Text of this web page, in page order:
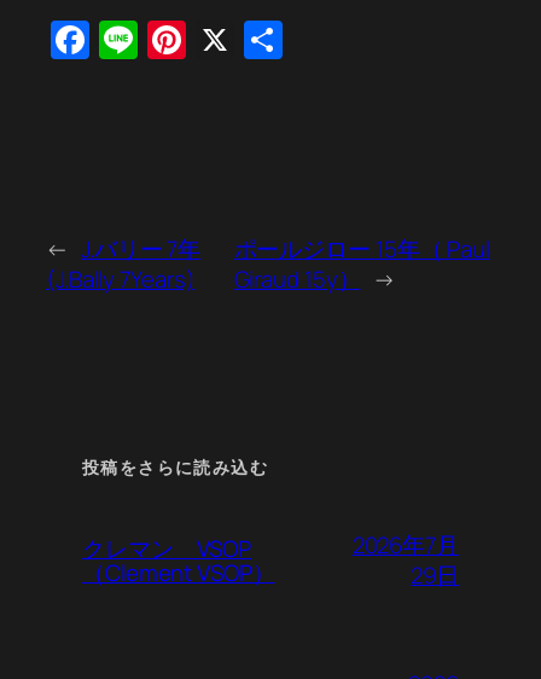
Facebook
LinePinterest
X
← J.バリー 7年
(J.Bally 7Years)
ポールジロー 15年（ Paul
Giraud 15y）
→
投稿をさらに読み込む
クレマン VSOP
（Clement VSOP）
2026年7月
29日